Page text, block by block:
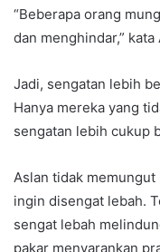
“Beberapa orang
dan menghindar,” kata
Jadi, sengatan lebih
Hanya mereka yang
sengatan lebih cukup
Aslan tidak
ingin disengat lebah.
sengat lebah
pakar menyarankan